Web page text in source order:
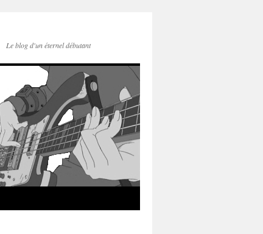
Le blog d'un éternel débutant